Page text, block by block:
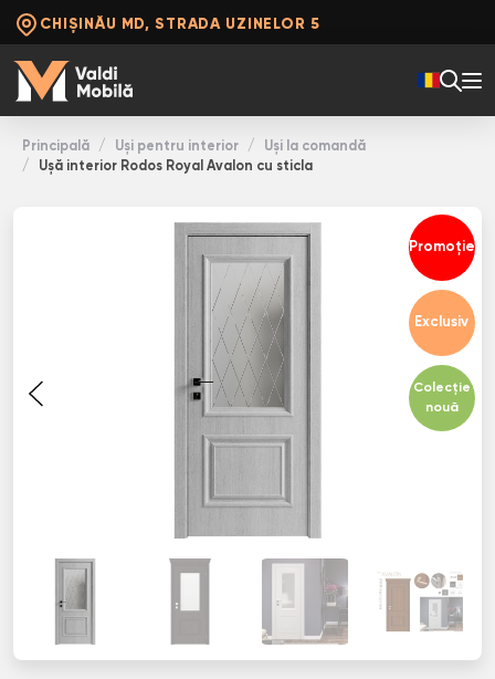
CHIȘINĂU MD, STRADA UZINELOR 5
Principală Uși pentru interior
Uși la comandă
Ușă interior Rodos Royal Avalon cu sticla
Promoție
Exclusiv
Colecție
nouă